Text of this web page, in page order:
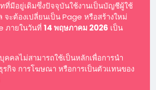
มีอยู่เดิมซึ่งปัจจุบันใช้งานเป็นบัญชีผู้ใช้
จะต้องเปลี่ยนเป็น Page หรือสร้างใหม่
ภายในวันที่ 14 พฤษภาคม 2026 เป็น
คลไม่สามารถใช้เป็นหลักเพื่อการนำ
รกิจ การโฆษณา หรือการเป็นตัวแทนของ